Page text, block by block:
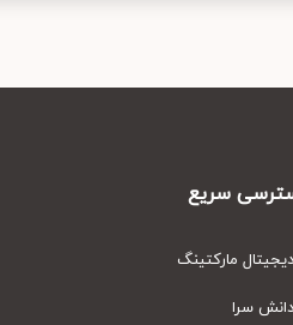
سریع
مارکتینگ
سرا